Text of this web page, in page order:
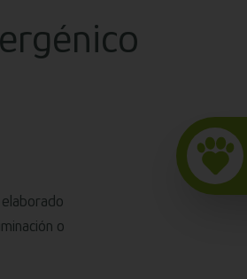
o